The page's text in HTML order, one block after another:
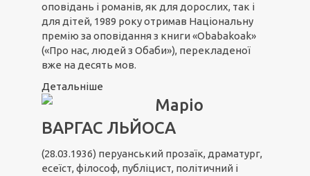
оповідань і романів, як для дорослих, так і
для дітей, 1989 року отримав Національну
премію за оповідання з книги «Obabakoak»
(«Про нас, людей з Обаби»), перекладеної
вже на десять мов.
Детальніше
Маріо
ВАРГАС ЛЬЙОСА
(28.03.1936) перуанський прозаїк, драматург,
есеїст, філософ, публіцист, політичний і